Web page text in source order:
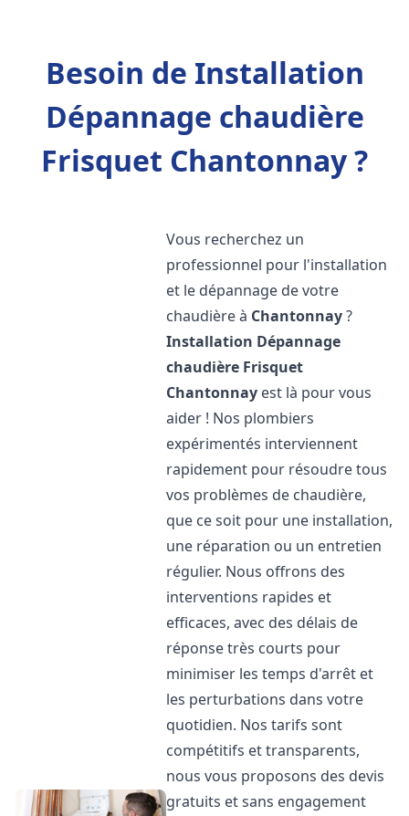
Besoin de Installation
Dépannage chaudière
Frisquet Chantonnay ?
Vous recherchez un
professionnel pour l'installation
et le dépannage de votre
chaudière à Chantonnay?
Installation Dépannage
chaudière Frisquet
Chantonnay est là pour vous
aider ! Nos plombiers
expérimentés interviennent
rapidement pour résoudre tous
vos problèmes de chaudière,
que ce soit pour une installation,
une réparation ou un entretien
régulier. Nous offrons des
interventions rapides et
efficaces, avec des délais de
réponse très courts pour
minimiser les temps d'arrêt et
les perturbations dans votre
quotidien. Nos tarifs sont
compétitifs et transparents,
nous vous proposons des devis
gratuits et sans engagement